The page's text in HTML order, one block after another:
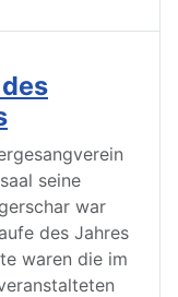
seine
war
des Jahres
waren die im